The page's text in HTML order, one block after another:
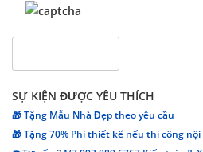
SỰ KIỆN ĐƯỢC YÊU THÍCH
🎁 Tặng Mẫu Nhà Đẹp theo yêu cầu
🎁 Tặng 70% Phí thiết kế nếu thi công